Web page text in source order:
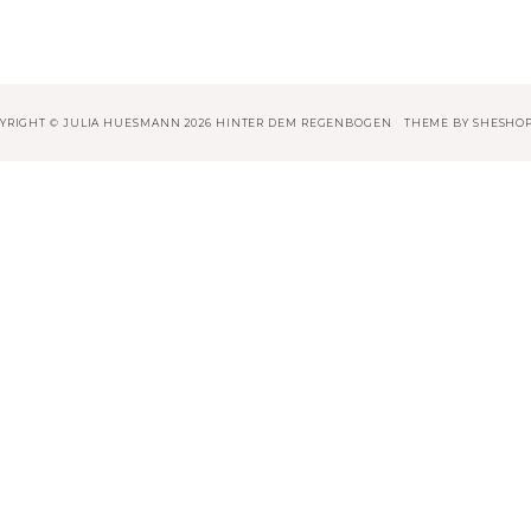
© JULIA HUESMANN 2026 HINTER DEM REGENBOGEN THEME BY